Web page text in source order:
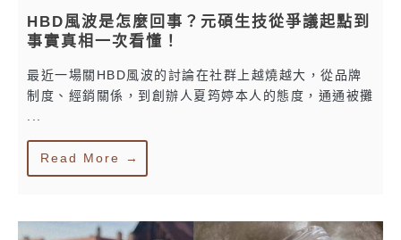
HBD風波是怎麼回事？元碩生技從爭議起點到
事實真相一次看懂！
最近一場關HBD風波的討論在社群上越燒越大，從品牌
制度、經銷關係，到創辦人夏筠婷本人的態度，通通被攤
Read More →